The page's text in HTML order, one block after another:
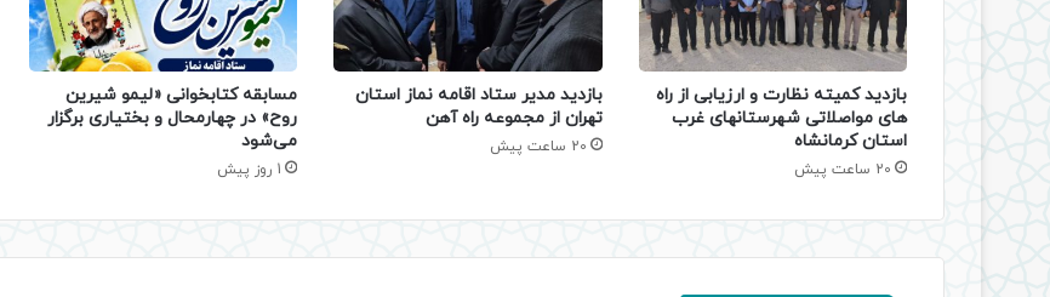
بازدید کمیته نظارت و ارزیابی از راه
های مواصلاتی شهرستانهای غرب
استان کرمانشاه
20 ساعت پیش
بازدید مدیر ستاد اقامه نماز استان
تهران از مجموعه راه آهن
20 ساعت پیش
مسابقه کتابخوانی «لیمو شیرین
روح» در چهارمحال و بختیاری برگزار
می‌شود
1 روز پیش